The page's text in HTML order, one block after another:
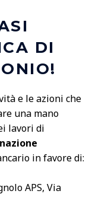
DI
e le azioni che
una mano
lavori di
in favore di:
APS, Via